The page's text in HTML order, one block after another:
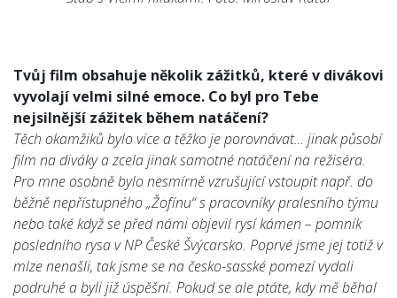
Tvůj film obsahuje několik zážitků, které v divákovi
vyvolají velmi silné emoce. Co byl pro Tebe
nejsilnější zážitek během natáčení?
Těch okamžiků bylo více a těžko je porovnávat… jinak působí
film na diváky a zcela jinak samotné natáčení na režiséra.
Pro mne osobně bylo nesmírně vzrušující vstoupit např. do
běžně nepřístupného „Žofínu“ s pracovníky pralesního týmu
nebo také když se před námi objevil rysí kámen – pomník
posledního rysa v NP České Švýcarsko. Poprvé jsme jej totiž v
mlze nenašli, tak jsme se na česko-sasské pomezí vydali
podruhé a byli již úspěšní. Pokud se ale ptáte, kdy mě běhal